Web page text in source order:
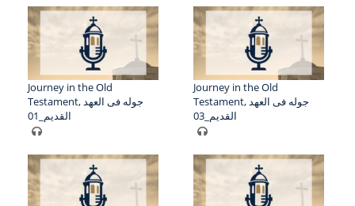
Journey in the Old
Testament, جوله فى العهد
القديم_01
Journey in the Old
Testament, جوله فى العهد
القديم_03